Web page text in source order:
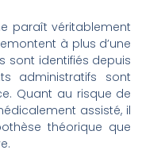
paraît véritablement
à plus d’une
sont identifiés depuis
administratifs sont
Quant au risque de
assisté, il
théorique que